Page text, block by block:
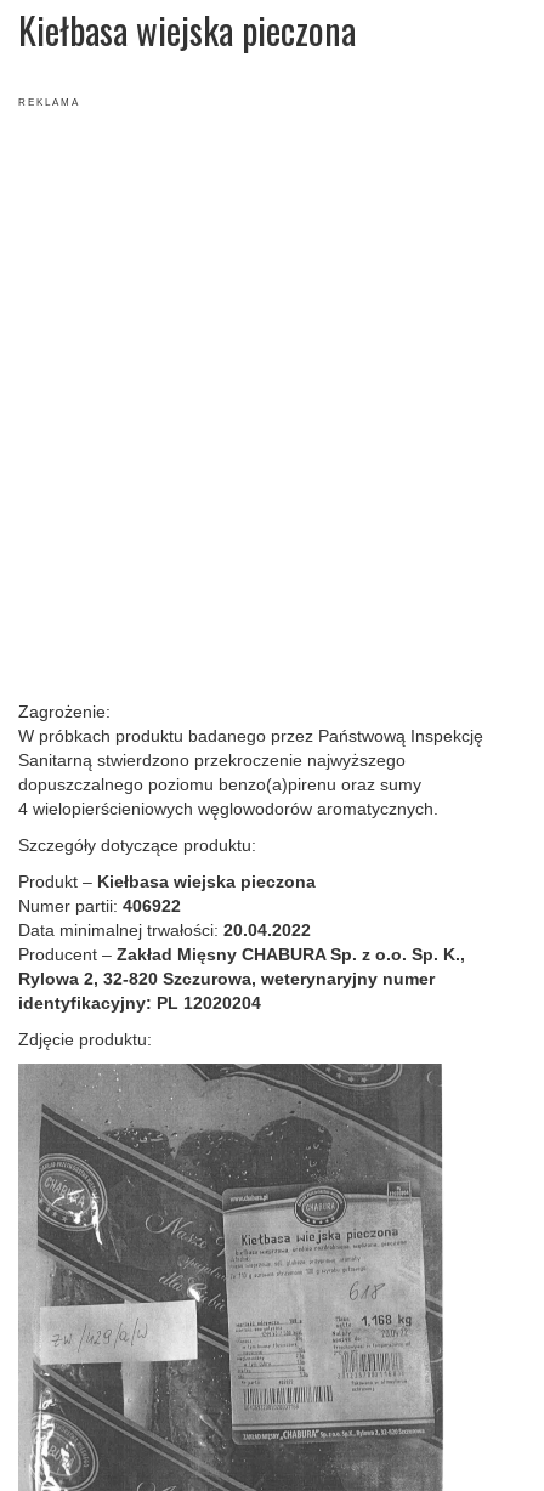
Kiełbasa wiejska pieczona
R E K L A M A
Zagrożenie:
W próbkach produktu badanego przez Państwową Inspekcję
Sanitarną stwierdzono przekroczenie najwyższego
dopuszczalnego poziomu benzo(a)pirenu oraz sumy
4 wielopierścieniowych węglowodorów aromatycznych.
Szczegóły dotyczące produktu:
Produkt – Kiełbasa wiejska pieczona
Numer partii: 406922
Data minimalnej trwałości: 20.04.2022
Producent – Zakład Mięsny CHABURA Sp. z o.o. Sp. K.,
Rylowa 2, 32-820 Szczurowa, weterynaryjny numer
identyfikacyjny: PL 12020204
Zdjęcie produktu: